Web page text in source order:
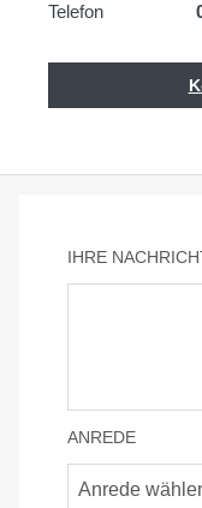
Telefon
IHRE
ANREDE